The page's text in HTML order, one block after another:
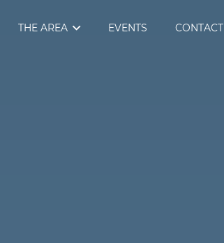
THE AREA EVENTS CONTACT